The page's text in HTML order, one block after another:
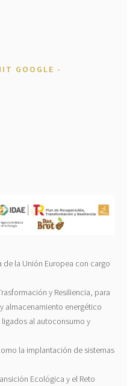
GOOGLE
de la Unión Europea con cargo
y Resiliencia, para
almacenamiento energético
al autoconsumo y
la implantación de sistemas
Ecológica y el Reto